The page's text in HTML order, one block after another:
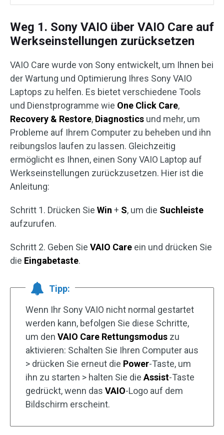
Weg 1. Sony VAIO über VAIO Care auf
Werkseinstellungen zurücksetzen
VAIO Care wurde von Sony entwickelt, um Ihnen bei
der Wartung und Optimierung Ihres Sony VAIO
Laptops zu helfen. Es bietet verschiedene Tools
und Dienstprogramme wie One Click Care,
Recovery & Restore, Diagnostics und mehr, um
Probleme auf Ihrem Computer zu beheben und ihn
reibungslos laufen zu lassen. Gleichzeitig
ermöglicht es Ihnen, einen Sony VAIO Laptop auf
Werkseinstellungen zurückzusetzen. Hier ist die
Anleitung:
Schritt 1. Drücken Sie Win + S, um die Suchleiste
aufzurufen.
Schritt 2. Geben Sie VAIO Care ein und drücken Sie
die Eingabetaste.
Tipp:
Wenn Ihr Sony VAIO nicht normal gestartet
werden kann, befolgen Sie diese Schritte,
um den VAIO Care Rettungsmodus zu
aktivieren: Schalten Sie Ihren Computer aus
> drücken Sie erneut die Power-Taste, um
ihn zu starten > halten Sie die Assist-Taste
gedrückt, wenn das VAIO-Logo auf dem
Bildschirm erscheint.